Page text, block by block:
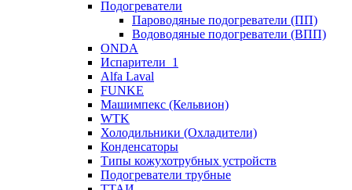
Подогреватели
Пароводяные подогреватели (ПП)
Водоводяные подогреватели (ВПП)
ONDA
Испарители_1
Alfa Laval
FUNKE
Машимпекс (Кельвион)
WTK
Холодильники (Охладители)
Конденсаторы
Типы кожухотрубных устройств
Подогреватели трубные